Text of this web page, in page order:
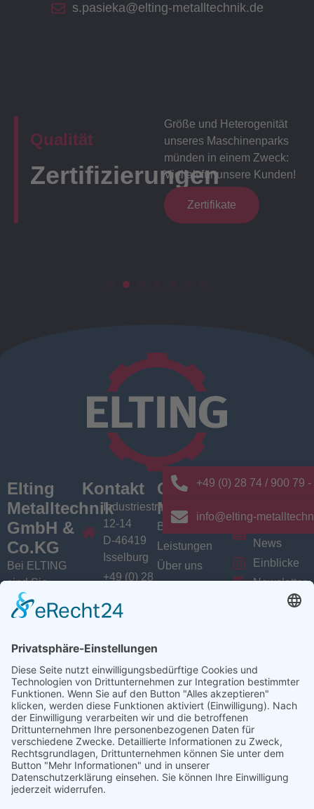
s.pasieka@elting-metalltechnik.de
Qualität
Zertifizierungen
Größe und Heterogenität
unseres Maschinenparks
münden in einem Zweck:
Vielfalt für unsere Kunden!
Zertifikate
Elting
Metalltechnik
GmbH &
Co.KG
Bei ELTING
sind Sie
richtig, wenn
Sie Fachleute
Profilbearbeitung,
Abkanttechnik,
Schweißtechnik
oder
Baugruppenfertigung
suchen.
Ansprechpartner
Kontakt
Industriestrasse
12-14
D-46419
Isselburg
+49 (0) 28
79 - 0
metalltechnik.de
Quick
Menü
Branchen
Leistungen
Über uns
News/
Aktuelles
News
Einblicke
Newsletter
Linkedin
YouTube
+49 (0) 28 74 / 900 79 -
info@elting-